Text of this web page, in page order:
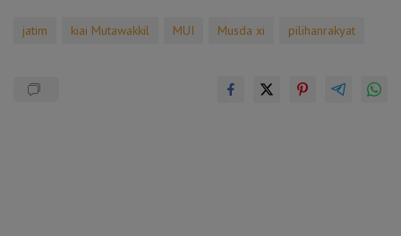
jatim kiai Mutawakkil MUI Musda xi pilihanrakyat